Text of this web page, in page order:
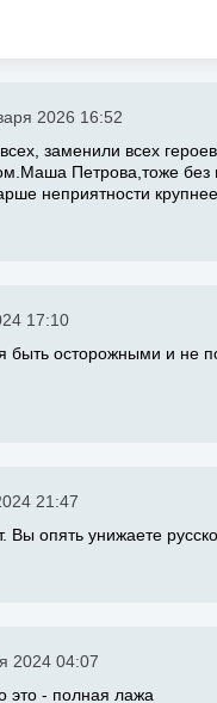
2026 16:52
заменили всех
Петрова,тоже без
неприятности крупнее.
17:10
быть осторожными и не
21:47
Вы опять унижаете
2024 04:07
это - полная лажа